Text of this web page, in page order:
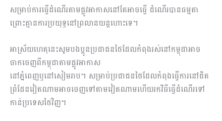
សម្រាប់ការធ្វើដំណើរតាមផ្លូវអាកាសនៅតែអាចធ្វើ ដំណើរបានធម្មតា
ព្រោះគ្មានការប្រយុទ្ធនៅព្រលានយន្តហោះទេ។
អាស្រ័យហេតុនេះសូមបងប្អូនប្រជាជនថៃដែលកំពុងរស់នៅកម្ពុជាអាច
ចាកចេញពីកម្ពុជាតាមផ្លូវអាកាស
នៅភ្នំពេញឬនៅសៀមរាប។ សម្រាប់ប្រជាជនថៃដែលកំពុងធ្វើការនៅជិត
ព្រំដែនវៀតណាមអាចចេញទៅតាមវៀតណាមហើយរកវិធីធ្វើដំណើរទៅ
កាន់ប្រទេសថៃវិញ។